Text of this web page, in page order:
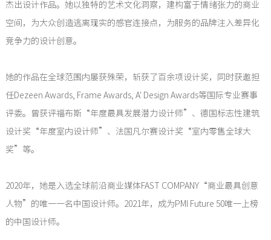
杰出设计作品。她以独特的艺术文化洞察，建构富于情绪张力的商业
空间，为大众创造逃离现实的感官连接点，为服务的品牌注入差异化
竞争力的设计创意。
她的作品在全球范围内屡获殊荣，斩获了百余项设计奖，同时获邀担
任Dezeen Awards, Frame Awards, A' Design Awards等国际专业赛事
评委。曾获评福布斯“年度最具发展潜力设计师”、德国标志性建筑
设计奖“年度室内设计师”、法国凡尔赛设计奖“室内零售全球大
奖”等。
2020年，她是入选全球前沿商业媒体FAST COMPANY“商业最具创意
人物”的唯一一名中国设计师。2021年，成为PMI Future 50唯一上榜
的中国设计师。